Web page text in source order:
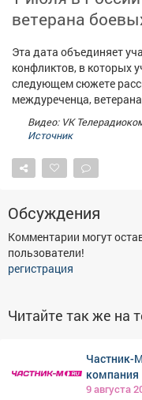
Товары
ветерана
Эта дата объединяет
конфликтов, в которых
следующем сюжете
междуреченца,
Видео: VK
Источник
Обсуждения
Комментарии могут
пользователи!
регистрация
Читайте так же на
Частник-
компания
9 августа